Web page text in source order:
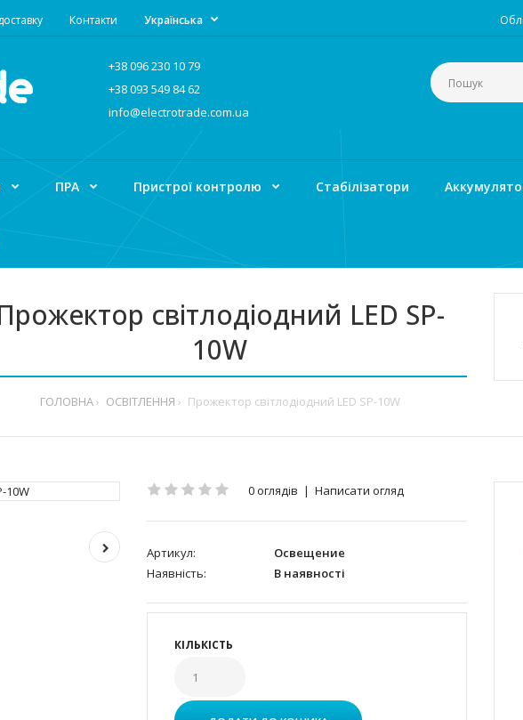
Контакти Українська
+38 096 230 10 79
+38 093 549 84 62
info@electrotrade.com.ua
ПРА Пристрої контролю Стабілізатори
світлодіодний LED SP-
10W
ГОЛОВНА ОСВІТЛЕННЯ Прожектор світлодіодний LED SP-10W
0 оглядів | Написати огляд
Артикул:
Освещение
Наявність:
В наявності
КІЛЬКІСТЬ